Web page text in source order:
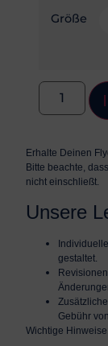
Größe
Erhalte Deinen
Bitte beachte,
nicht einschließt.
Unsere
gestaltet.
Gebühr von
Wichtige Hinweise: